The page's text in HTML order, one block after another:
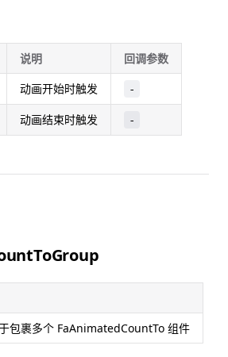
说明
回调参数
动画开始时触发 -
动画结束时触发 -
包裹多个 FaAnimatedCountTo 组件